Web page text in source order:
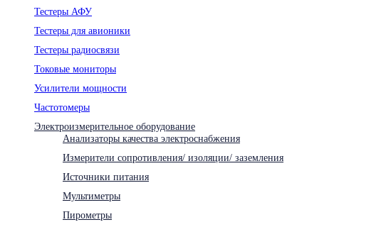
Тестеры АФУ
Тестеры для авионики
Тестеры радиосвязи
Токовые мониторы
Усилители мощности
Частотомеры
Электроизмерительное оборудование
Анализаторы качества электроснабжения
Измерители сопротивления/ изоляции/ заземления
Источники питания
Мультиметры
Пирометры